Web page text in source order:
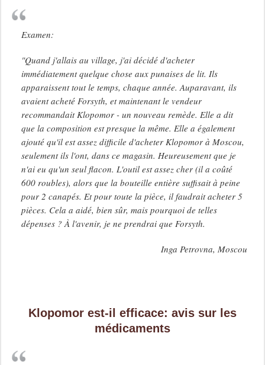
Examen:
"Quand j'allais au village, j'ai décidé d'acheter
immédiatement quelque chose aux punaises de lit. Ils
apparaissent tout le temps, chaque année. Auparavant, ils
avaient acheté Forsyth, et maintenant le vendeur
recommandait Klopomor - un nouveau remède. Elle a dit
que la composition est presque la même. Elle a également
ajouté qu'il est assez difficile d'acheter Klopomor à Moscou,
seulement ils l'ont, dans ce magasin. Heureusement que je
n'ai eu qu'un seul flacon. L'outil est assez cher (il a coûté
600 roubles), alors que la bouteille entière suffisait à peine
pour 2 canapés. Et pour toute la pièce, il faudrait acheter 5
pièces. Cela a aidé, bien sûr, mais pourquoi de telles
dépenses ? À l'avenir, je ne prendrai que Forsyth.
Inga Petrovna, Moscou
Klopomor est-il efficace: avis sur les
médicaments